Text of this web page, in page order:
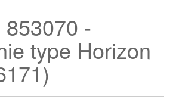
-
type Horizon